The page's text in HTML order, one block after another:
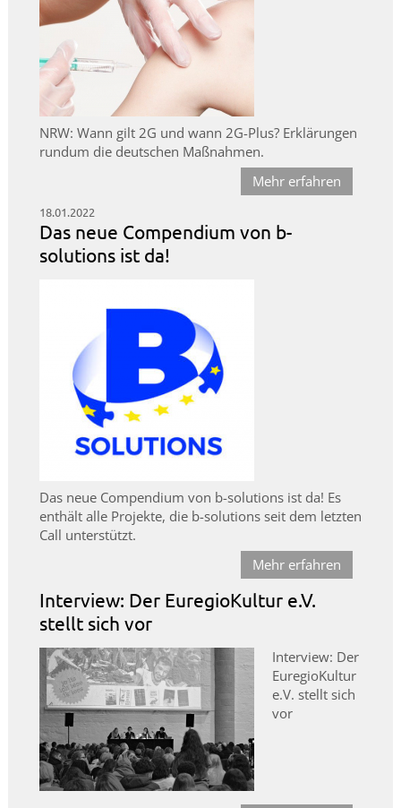
NRW: Wann gilt 2G und wann 2G-Plus? Erklärungen
rundum die deutschen Maßnahmen.
Mehr erfahren
18.01.2022
Das neue Compendium von b-
solutions ist da!
Das neue Compendium von b-solutions ist da! Es
enthält alle Projekte, die b-solutions seit dem letzten
Call unterstützt.
Mehr erfahren
Interview: Der EuregioKultur e.V.
stellt sich vor
Interview: Der
EuregioKultur
e.V. stellt sich
vor